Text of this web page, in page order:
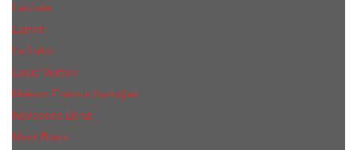
Lacoste
Lanvin
Le Labo
Louis Vuitton
Maison Francis Kurkdjian
Mercedes-Benz
Mont Blanc